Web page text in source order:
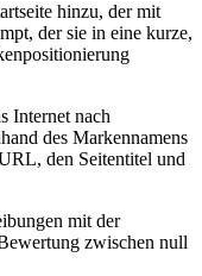
hinzu, der mit
der sie in eine kurze,
Internet nach
des Markennamens
den Seitentitel und
mit der
zwischen null